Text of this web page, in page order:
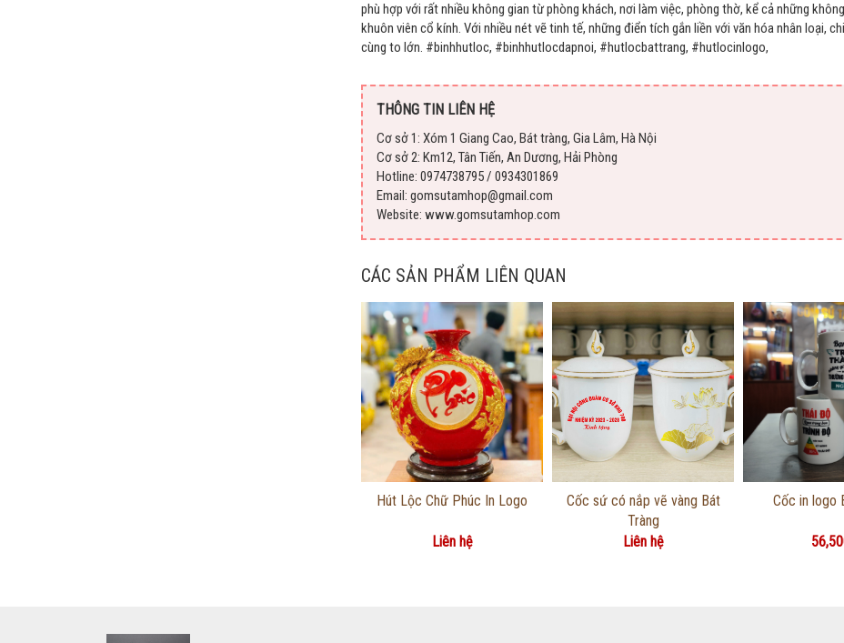
phù hợp với rất nhiều không gian từ phòng khách, nơi làm việc, phòng thờ, kể cả những
khuôn viên cổ kính. Với nhiều nét vẽ tinh tế, những điển tích gắn liền với văn hóa nhân loại,
cùng to lớn. #binhhutloc, #binhhutlocdapnoi, #hutlocbattrang, #hutlocinlogo,
THÔNG TIN LIÊN HỆ
Cơ sở 1: Xóm 1 Giang Cao, Bát tràng, Gia Lâm, Hà Nội
Cơ sở 2: Km12, Tân Tiến, An Dương, Hải Phòng
Hotline: 0974738795 / 0934301869
Email: gomsutamhop@gmail.com
Website: www.gomsutamhop.com
CÁC SẢN PHẨM LIÊN QUAN
Thông tin chi tiết
Hút Lộc Chữ Phúc In Logo
Liên hệ
Thông tin chi tiết
Cốc sứ có nắp vẽ vàng Bát
Tràng
Liên hệ
Thông tin
Cốc in logo